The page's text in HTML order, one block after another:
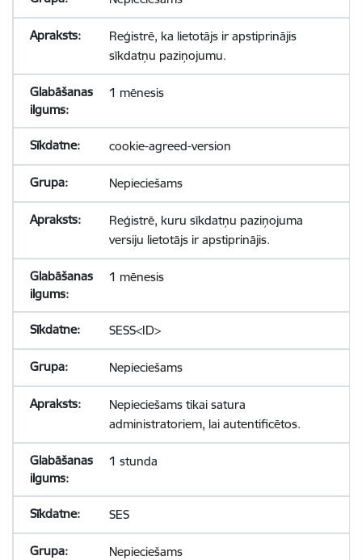
Reģistrē, ka lietotājs ir apstiprinājis
sīkdatņu paziņojumu.
1 mēnesis
cookie-agreed-version
Nepieciešams
Reģistrē, kuru sīkdatņu paziņojuma
versiju lietotājs ir apstiprinājis.
1 mēnesis
SESS<ID>
Nepieciešams
Nepieciešams tikai satura
administratoriem, lai autentificētos.
1 stunda
SES
Nepieciešams